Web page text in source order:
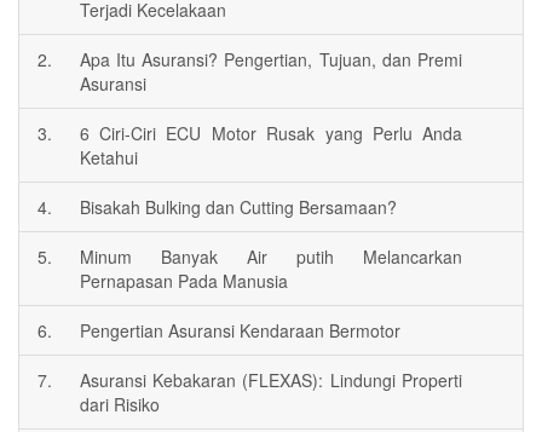
Terjadi Kecelakaan
2.
Apa Itu Asuransi? Pengertian, Tujuan, dan Premi
Asuransi
3.
6 Ciri-Ciri ECU Motor Rusak yang Perlu Anda
Ketahui
4. Bisakah Bulking dan Cutting Bersamaan?
5.
Minum Banyak Air putih Melancarkan
Pernapasan Pada Manusia
6. Pengertian Asuransi Kendaraan Bermotor
7.
Asuransi Kebakaran (FLEXAS): Lindungi Properti
dari Risiko